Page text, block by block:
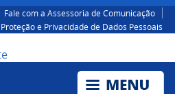
Fale com a Assessoria de Comunicação
Proteção e Privacidade de Dados Pessoais